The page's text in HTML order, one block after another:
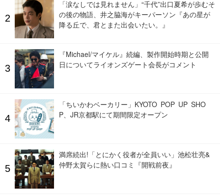
「涙なしでは見れません」“千代”出口夏希が歩むそ
の後の物語、井之脇海がキーパーソン『あの星が
降る丘で、君とまた出会いたい。』
『Michael/マイケル』続編、製作開始時期と公開
日についてライオンズゲート会長がコメント
「ちいかわベーカリー」KYOTO POP UP SHO
P、JR京都駅にて期間限定オープン
満席続出!「とにかく役者が全員いい」池松壮亮&
仲野太賀らに熱い口コミ『開戦前夜』